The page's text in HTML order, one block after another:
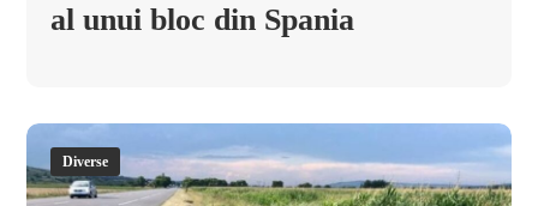
al unui bloc din Spania
Diverse